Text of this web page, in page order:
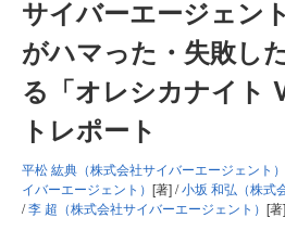
サイバーエージェン
がハマった・失敗し
る「オレシカナイト
トレポート
平松 紘典（株式会社サイバーエージェント）
イバーエージェント） [著] /小坂 和弘（株式
/李 超（株式会社サイバーエージェント） [著]